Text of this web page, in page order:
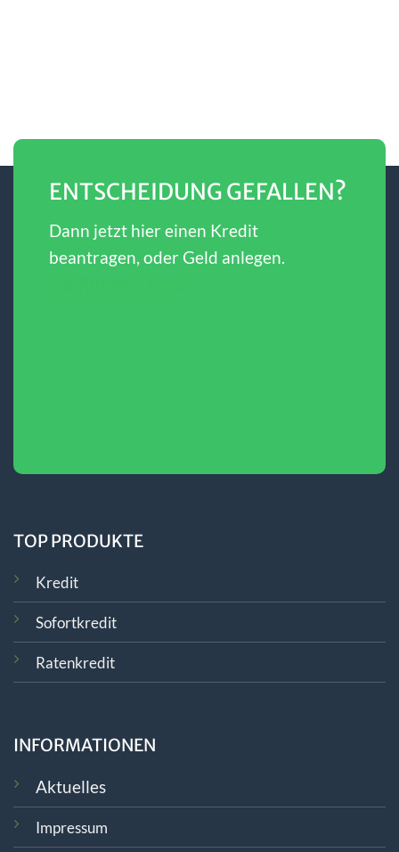
ENTSCHEIDUNG GEFALLEN?
Dann jetzt hier einen Kredit
beantragen, oder Geld anlegen.
TOP PRODUKTE
Kredit
Sofortkredit
Ratenkredit
INFORMATIONEN
Aktuelles
Impressum